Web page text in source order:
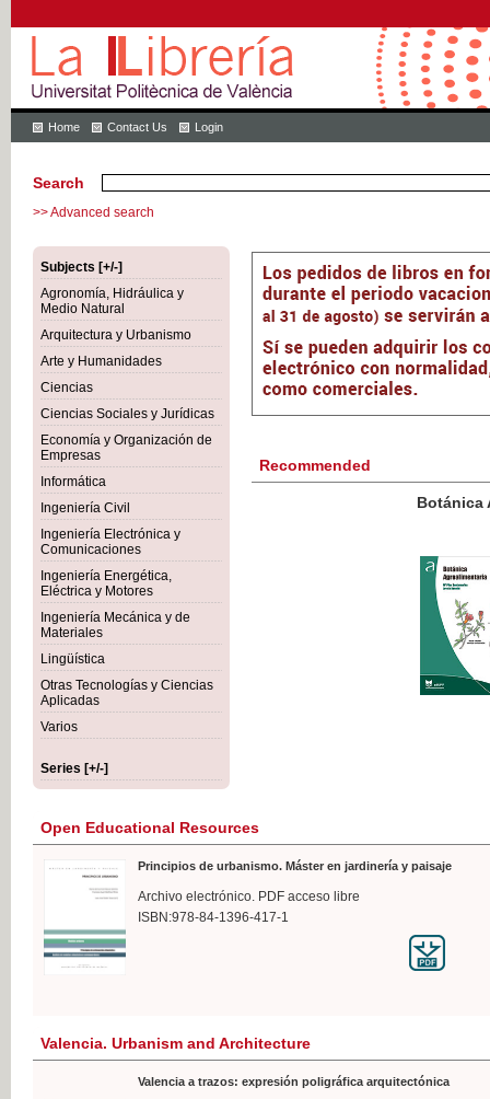
Home Contact Us Login
Search
>> Advanced search
Subjects [+/-]
Agronomía, Hidráulica y
Medio Natural
Arquitectura y Urbanismo
Arte y Humanidades
Ciencias
Ciencias Sociales y Jurídicas
Economía y Organización de
Empresas
Informática
Ingeniería Civil
Ingeniería Electrónica y
Comunicaciones
Ingeniería Energética,
Eléctrica y Motores
Ingeniería Mecánica y de
Materiales
Lingüística
Otras Tecnologías y Ciencias
Aplicadas
Varios
Series [+/-]
Recommended
Botánica Agroalimentaria
VAT
Open Educational Resources
Principios de urbanismo. Máster en jardinería y paisaje
Archivo electrónico. PDF acceso libre
ISBN:978-84-1396-417-1
Valencia. Urbanism and Architecture
Valencia a trazos: expresión poligráfica arquitectónica